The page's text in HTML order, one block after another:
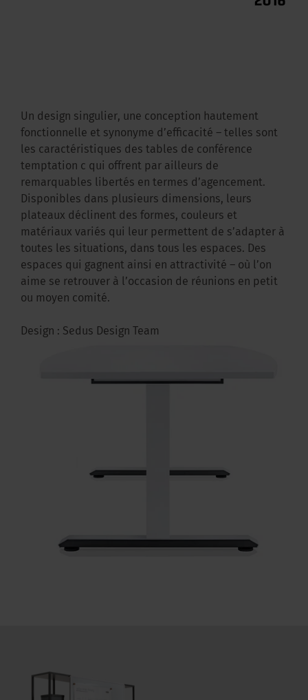
Un design singulier, une conception hautement
fonctionnelle et synonyme d’efficacité – telles sont
les caractéristiques des tables de conférence
temptation c qui offrent par ailleurs de
remarquables libertés en termes d’agencement.
Disponibles dans plusieurs dimensions, leurs
plateaux déclinent des formes, couleurs et
matériaux variés qui leur permettent de s’adapter à
toutes les situations, dans tous les espaces. Des
espaces qui gagnent ainsi en attractivité – où l’on
aime se retrouver à l’occasion de réunions en petit
ou moyen comité.
Design : Sedus Design Team